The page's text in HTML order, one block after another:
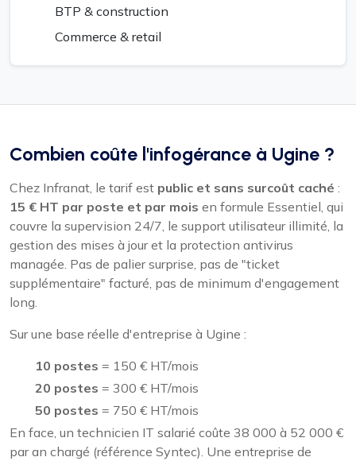
BTP & construction
Commerce & retail
Combien coûte l'infogérance à Ugine ?
Chez Infranat, le tarif est public et sans surcoût caché :
15 € HT par poste et par mois en formule Essentiel, qui
couvre la supervision 24/7, le support utilisateur illimité, la
gestion des mises à jour et la protection antivirus
managée. Pas de palier surprise, pas de "ticket
supplémentaire" facturé, pas de minimum d'engagement
long.
Sur une base réelle d'entreprise à Ugine :
10 postes = 150 € HT/mois
20 postes = 300 € HT/mois
50 postes = 750 € HT/mois
En face, un technicien IT salarié coûte 38 000 à 52 000 €
par an chargé (référence Syntec). Une entreprise de